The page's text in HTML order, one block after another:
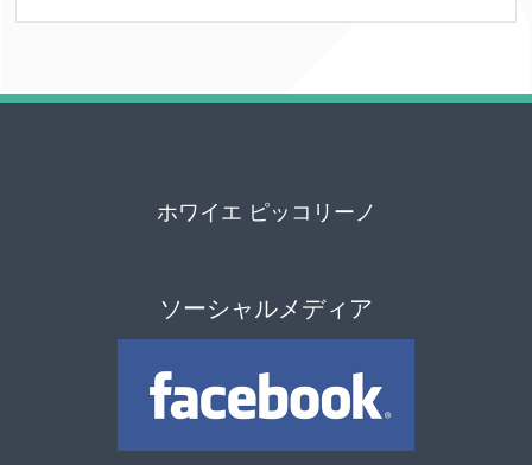
ホワイエ ピッコリーノ
ソーシャルメディア